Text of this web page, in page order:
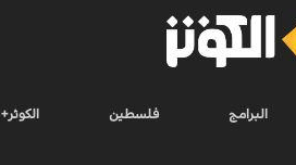
البرامج فلسطين الكوثر+